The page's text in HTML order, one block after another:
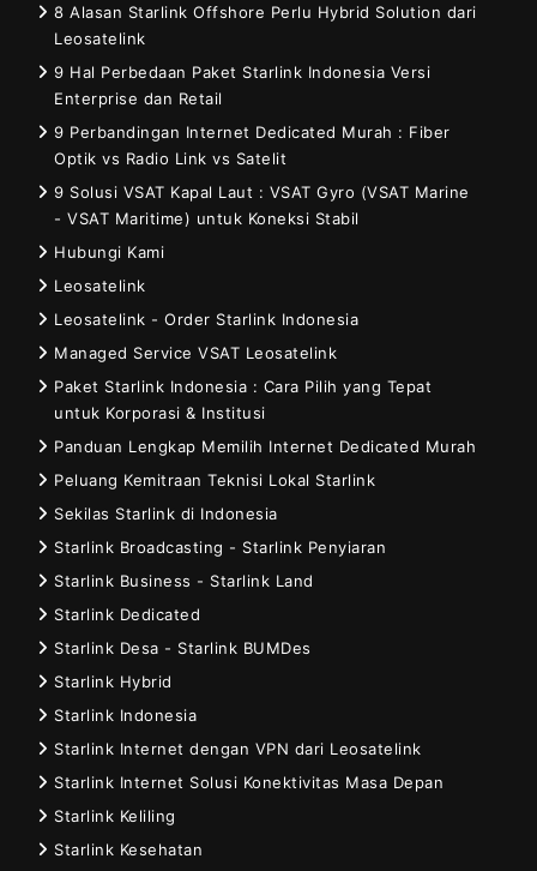
8 Alasan Starlink Offshore Perlu Hybrid Solution dari
Leosatelink
9 Hal Perbedaan Paket Starlink Indonesia Versi
Enterprise dan Retail
9 Perbandingan Internet Dedicated Murah : Fiber
Optik vs Radio Link vs Satelit
9 Solusi VSAT Kapal Laut : VSAT Gyro (VSAT Marine
- VSAT Maritime) untuk Koneksi Stabil
Hubungi Kami
Leosatelink
Leosatelink - Order Starlink Indonesia
Managed Service VSAT Leosatelink
Paket Starlink Indonesia : Cara Pilih yang Tepat
untuk Korporasi & Institusi
Panduan Lengkap Memilih Internet Dedicated Murah
Peluang Kemitraan Teknisi Lokal Starlink
Sekilas Starlink di Indonesia
Starlink Broadcasting - Starlink Penyiaran
Starlink Business - Starlink Land
Starlink Dedicated
Starlink Desa - Starlink BUMDes
Starlink Hybrid
Starlink Indonesia
Starlink Internet dengan VPN dari Leosatelink
Starlink Internet Solusi Konektivitas Masa Depan
Starlink Keliling
Starlink Kesehatan